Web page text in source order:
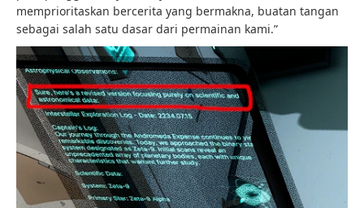
memprioritaskan bercerita yang bermakna, buatan tangan
sebagai salah satu dasar dari permainan kami.”